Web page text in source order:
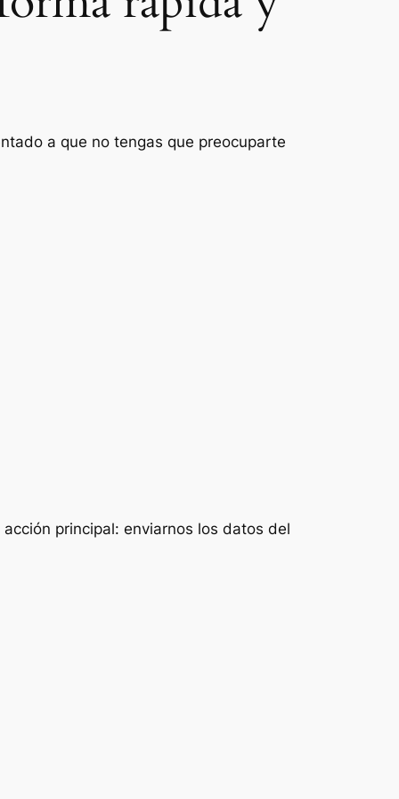
a que no tengas que preocuparte
principal: enviarnos los datos del